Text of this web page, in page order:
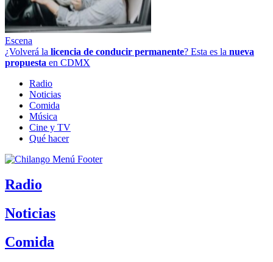
Escena
¿Volverá la licencia de conducir permanente? Esta es la nueva
propuesta en CDMX
Radio
Noticias
Comida
Música
Cine y TV
Qué hacer
Radio
Noticias
Comida